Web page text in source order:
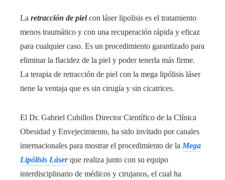
La retracción de pielcon láser lipolisis es el tratamiento
menos traumático y con una recuperación rápida y eficaz
para cualquier caso. Es un procedimiento garantizado para
eliminar la flacidez de la piel y poder tenerla más firme.
La terapia de retracción de piel con la mega lipólisis láser
tiene la ventaja que es sin cirugía y sin cicatrices.
El Dr. Gabriel Cubillos Director Científico de la Clínica
Obesidad y Envejecimiento, ha sido invitado por canales
internacionales para mostrar el procedimiento de la Mega
Lipólisis Láserque realiza junto con su equipo
interdisciplinario de médicos y cirujanos, el cual ha